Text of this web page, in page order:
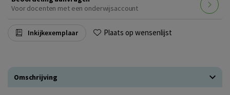
Voor docenten met een onderwijsaccount
Inkijkexemplaar Plaats op wensenlijst
Omschrijving